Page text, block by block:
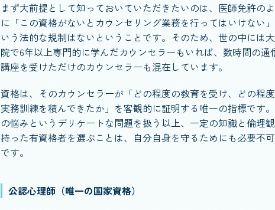
まず大前提として知っておいていただきたいのは、医師免許のよ
に「この資格がないとカウンセリング業務を行ってはいけない
いう法的な規制はないということです。そのため、世の中には
院で6年以上専門的に学んだカウンセラーもいれば、数時間の通
講座を受けただけのカウンセラーも混在しています。
資格は、そのカウンセラーが「どの程度の教育を受け、どの程
実務訓練を積んできたか」を客観的に証明する唯一の指標です
の悩みというデリケートな問題を扱う以上、一定の知識と倫理
持った有資格者を選ぶことは、自分自身を守るためにも必要不
です。
公認心理師（唯一の国家資格）